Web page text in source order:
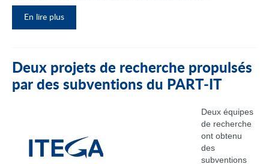
En lire plus
Deux projets de recherche propulsés
par des subventions du PART‑IT
Deux équipes
de recherche
ont obtenu
des
subventions